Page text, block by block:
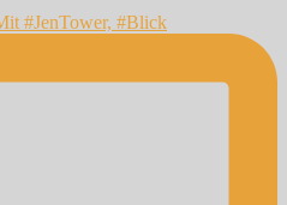
#JenTower, #Blick